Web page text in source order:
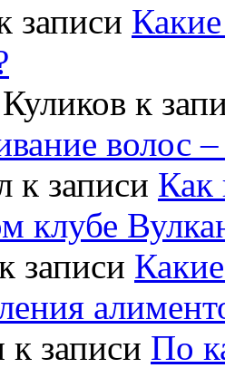
записи
к
волос
к записи Как
клубе
записи
к записи По